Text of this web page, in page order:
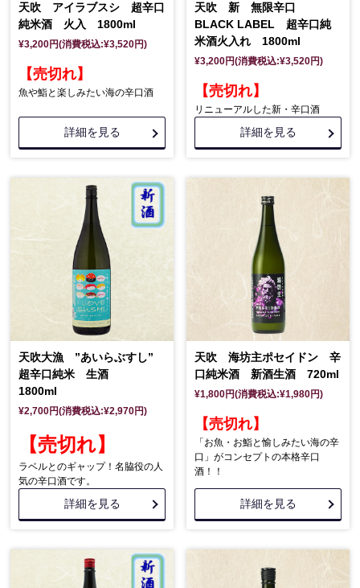
天吹 アイラブスシ 超辛口
純米酒 火入 1800ml
¥3,200円(消費税込:¥3,520円)
【売切れ】
魚や鮨と楽しみたい海の辛口酒
詳細を見る
天吹 新 無限辛口
BLACK LABEL 超辛口純
米酒火入れ 1800ml
¥3,200円(消費税込:¥3,520円)
【売切れ】
リニューアルした新・辛口酒
詳細を見る
天吹大漁 ”あいらぶすし”
超辛口純米 生酒
1800ml
¥2,700円(消費税込:¥2,970円)
【売切れ】
ラベルとのギャップ！名脇役の人
気の辛口酒です。
詳細を見る
天吹 海坊主ポセイドン 辛
口純米酒 新酒生酒 720ml
¥1,800円(消費税込:¥1,980円)
【売切れ】
「お魚・お鮨と愉しみたい海の辛
口」がコンセプトの本格辛口
酒！！
詳細を見る